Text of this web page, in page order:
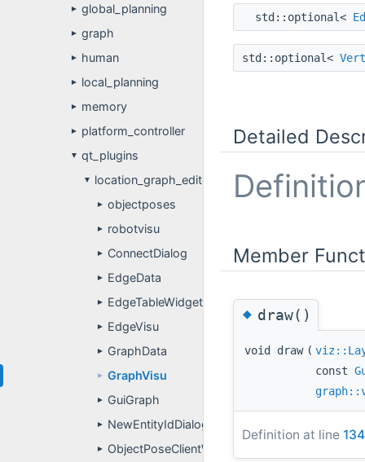
► global_planning
► graph
► human
► local_planning
► memory
► platform_controller
▼ qt_plugins
▼ location_graph_editor
► objectposes
► robotvisu
► ConnectDialog
► EdgeData
► EdgeTableWidget
► EdgeVisu
► GraphData
► GraphVisu
► GuiGraph
► NewEntityIdDialog
► ObjectPoseClientWidget
std::optional<
std::optional<
Detailed
Member
◆draw()
void draw (
const
Definition at line 134